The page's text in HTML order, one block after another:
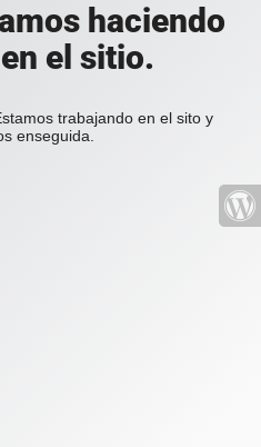
haciendo
el sitio.
trabajando en el sito y
enseguida.